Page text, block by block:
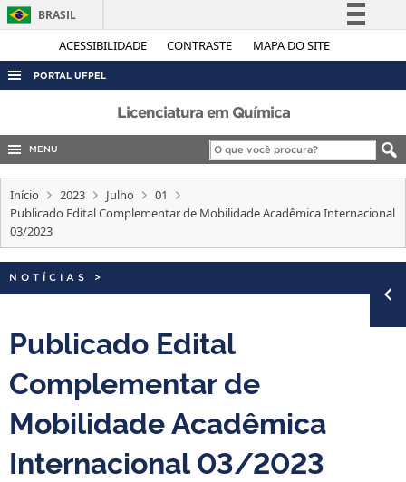
ACESSIBILIDADE CONTRASTE MAPA DO SITE
BRASIL
Simplifique!
Legislação
Canais
PORTAL UFPEL
ACESSO À INFORMAÇÃO
AUDITORIA
CONCURSOS
EDITAIS
INTERNACIONAL
TELEFONES
Licenciatura em Química
MENU
Início 2023 Julho
01
Publicado Edital Complementar de Mobilidade Acadêmica Internacional
03/2023
NOTÍCIAS >
Publicado Edital
Complementar de
Mobilidade Acadêmica
Internacional 03/2023